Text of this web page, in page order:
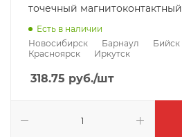
точечный магнитоконтактный
Есть в наличии
Новосибирск
Барнаул Бийск
Красноярск
Иркутск
318.75 руб./шт